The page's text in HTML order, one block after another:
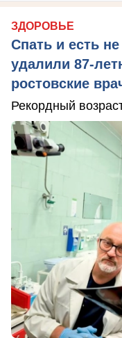
ЗДОРОВЬЕ
Спать и есть
удалили 87-
ростовские
Рекордный